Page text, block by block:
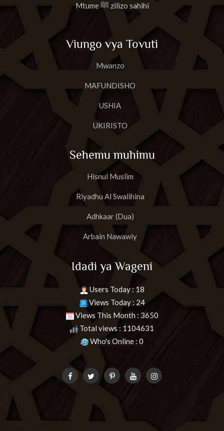
Mtume ﷺ zilizo sahihi
Viungo vya Tovuti
Mwanzo
MAFUNDISHO
USHIA
UKIRISTO
Sehemu muhimu
Hisnul Muslim
Riyadhu Al Swalihina
Adhkaar (Dua)
Arbain Nawawiy
Idadi ya Wageni
Users Today : 18
Views Today : 24
Views This Month : 3650
Total views : 1104631
Who's Online : 0